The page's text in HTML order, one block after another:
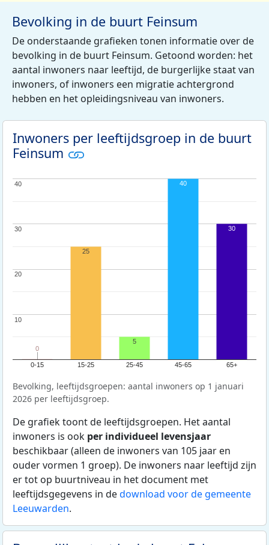
Bevolking in de buurt Feinsum
De onderstaande grafieken tonen informatie over de
bevolking in de buurt Feinsum. Getoond worden: het
aantal inwoners naar leeftijd, de burgerlijke staat van
inwoners, of inwoners een migratie achtergrond
hebben en het opleidingsniveau van inwoners.
Inwoners per leeftijdsgroep in de buurt
Feinsum
0-15 15-25 25-45 45-65 65+
10
10
20
20
30
30
40
40
0
0
25
5
40
30
Bevolking, leeftijdsgroepen: aantal inwoners op 1 januari
2026 per leeftijdsgroep.
De grafiek toont de leeftijdsgroepen. Het aantal
inwoners is ook per individueel levensjaar
beschikbaar (alleen de inwoners van 105 jaar en
ouder vormen 1 groep). De inwoners naar leeftijd zijn
er tot op buurtniveau in het document met
leeftijdsgegevens in dedownload voor de gemeente
Leeuwarden.